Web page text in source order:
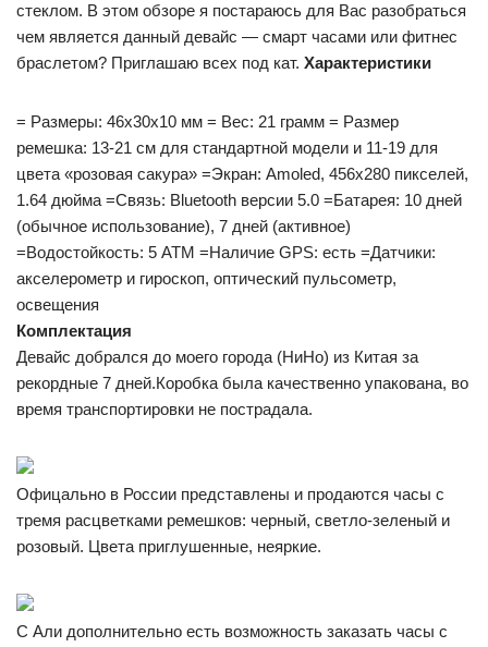
стеклом. В этом обзоре я постараюсь для Вас разобраться
чем является данный девайс — смарт часами или фитнес
браслетом? Приглашаю всех под кат. Характеристики
= Размеры: 46х30х10 мм = Вес: 21 грамм = Размер
ремешка: 13-21 см для стандартной модели и 11-19 для
цвета «розовая сакура» =Экран: Amoled, 456х280 пикселей,
1.64 дюйма =Связь: Bluetooth версии 5.0 =Батарея: 10 дней
(обычное использование), 7 дней (активное)
=Водостойкость: 5 АТМ =Наличие GPS: есть =Датчики:
акселерометр и гироскоп, оптический пульсометр,
освещения
Комплектация
Девайс добрался до моего города (НиНо) из Китая за
рекордные 7 дней.Коробка была качественно упакована, во
время транспортировки не пострадала.
Офицально в России представлены и продаются часы с
тремя расцветками ремешков: черный, светло-зеленый и
розовый. Цвета приглушенные, неяркие.
С Али дополнительно есть возможность заказать часы с